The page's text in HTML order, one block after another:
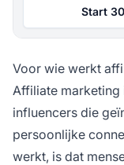
Start
Voor wie werkt
Affiliate marketing
influencers die
persoonlijke
werkt, is dat